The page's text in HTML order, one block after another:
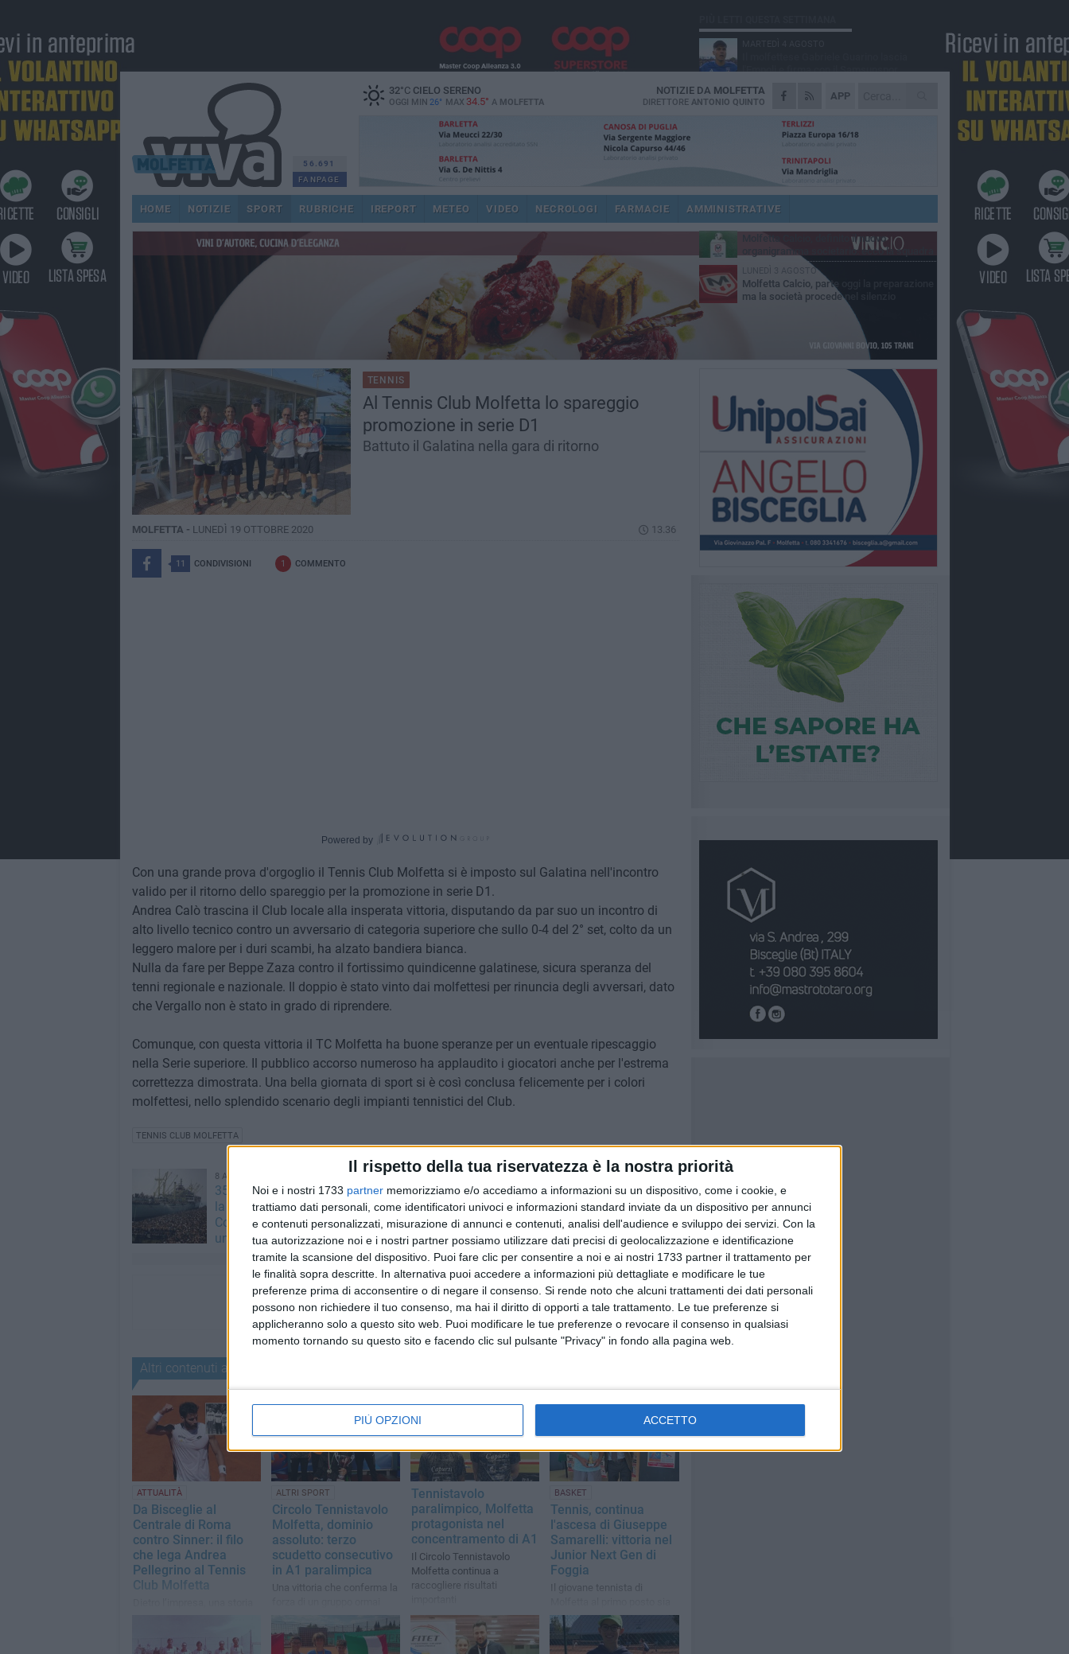
Il rispetto della tua riservatezza è la nostra priorità
Noi e i nostri 1733 partner memorizziamo e/o accediamo a informazioni su un dispositivo, come i cookie, e
trattiamo dati personali, come identificatori univoci e informazioni standard inviate da un dispositivo per annunci
e contenuti personalizzati, misurazione di annunci e contenuti, analisi dell'audience e sviluppo dei servizi. Con la
tua autorizzazione noi e i nostri partner possiamo utilizzare dati precisi di geolocalizzazione e identificazione
tramite la scansione del dispositivo. Puoi fare clic per consentire a noi e ai nostri 1733 partner il trattamento per
le finalità sopra descritte. In alternativa puoi accedere a informazioni più dettagliate e modificare le tue
preferenze prima di acconsentire o di negare il consenso. Si rende noto che alcuni trattamenti dei dati personali
possono non richiedere il tuo consenso, ma hai il diritto di opporti a tale trattamento. Le tue preferenze si
applicheranno solo a questo sito web. Puoi modificare le tue preferenze o revocare il consenso in qualsiasi
momento tornando su questo sito e facendo clic sul pulsante "Privacy" in fondo alla pagina web.
PIÙ OPZIONI ACCETTO
56.691
FANPAGE
32°CCIELO SERENO
OGGI MIN 26° MAX 34.5° A MOLFETTA
APP
NOTIZIE DA MOLFETTA
DIRETTORE ANTONIO QUINTO
HOME NOTIZIE SPORT RUBRICHE IREPORT METEO VIDEO NECROLOGI FARMACIE AMMINISTRATIVE
TENNIS
Al Tennis Club Molfetta lo spareggio
promozione in serie D1
Battuto il Galatina nella gara di ritorno
MOLFETTA - LUNEDÌ 19 OTTOBRE 2020 13.36
11 CONDIVISIONI 1 COMMENTO
Powered by
Con una grande prova d'orgoglio il Tennis Club Molfetta si è imposto sul Galatina nell'incontro
valido per il ritorno dello spareggio per la promozione in serie D1.
Andrea Calò trascina il Club locale alla insperata vittoria, disputando da par suo un incontro di
alto livello tecnico contro un avversario di categoria superiore che sullo 0-4 del 2° set, colto da un
leggero malore per i duri scambi, ha alzato bandiera bianca.
Nulla da fare per Beppe Zaza contro il fortissimo quindicenne galatinese, sicura speranza del
tenni regionale e nazionale. Il doppio è stato vinto dai molfettesi per rinuncia degli avversari, dato
che Vergallo non è stato in grado di riprendere.
Comunque, con questa vittoria il TC Molfetta ha buone speranze per un eventuale ripescaggio
nella Serie superiore. Il pubblico accorso numeroso ha applaudito i giocatori anche per l'estrema
correttezza dimostrata. Una bella giornata di sport si è così conclusa felicemente per i colori
molfettesi, nello splendido scenario degli impianti tennistici del Club.
TENNIS CLUB MOLFETTA
8 AGOSTO 2026
35 anni fa lo sbarco Vlora a Bari,
la testimonianza del molfettese
Corrado Cifarelli: «Sembrava
un'isola in movimento»
Partecipate comunali, Minervini:
«Scelte di competenza per una
nuova fase di governo»
Altri contenuti a tema
ATTUALITÀ
Da Bisceglie al
Centrale di Roma
contro Sinner: il filo
che lega Andrea
Pellegrino al Tennis
Club Molfetta
sportiva di papà Mimmo
ALTRI SPORT
Circolo Tennistavolo
Molfetta, dominio
assoluto: terzo
scudetto consecutivo
in A1 paralimpica
Una vittoria che conferma la
rodato, unito e determinato
Tennistavolo
paralimpico, Molfetta
protagonista nel
concentramento di A1
Il Circolo Tennistavolo
Molfetta continua a
raccogliere risultati
BASKET
Tennis, continua
l'ascesa di Giuseppe
Samarelli: vittoria nel
Junior Next Gen di
Foggia
Il giovane tennista di
nel singolo che nel doppio
l'Empoli e firma con il Samsunspor
LUNEDÌ 3 AGOSTO
Palazzetto Giovanni Panunzio: dove lo
VENERDÌ 7 AGOSTO
arrivano i molfettesi Roselli, Cirillo e Caputi
DOMENICA 2 AGOSTO
Tennistavolo, il molfettese Roberto
Minervini riparte da Otranto
MARTEDÌ 4 AGOSTO
Molfetta Calcio, definito il nuovo
organigramma societario: ecco la squadra
dirigenziale
LUNEDÌ 3 AGOSTO
Molfetta Calcio, parte oggi la preparazione
ma la società procede nel silenzio